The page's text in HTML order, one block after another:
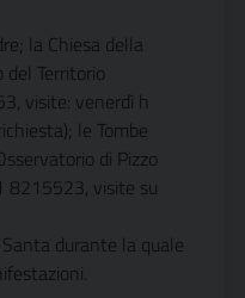
la Chiesa della
Territorio
visite: venerdì h
le Tombe
di Pizzo
8215523, visite su
durante la quale